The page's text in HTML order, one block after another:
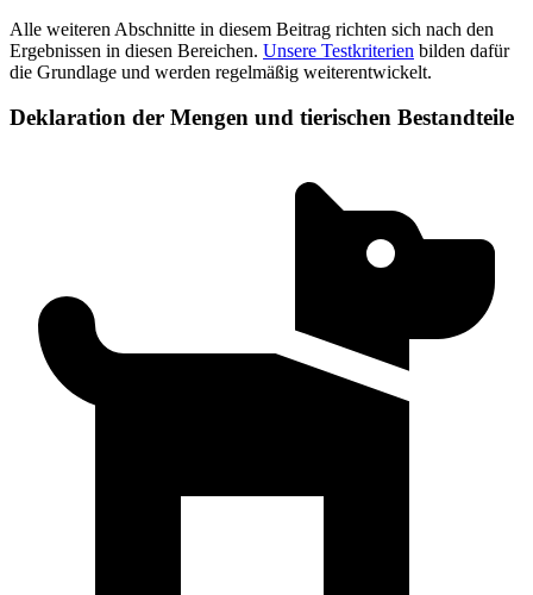
Alle weiteren Abschnitte in diesem Beitrag richten sich nach den
Ergebnissen in diesen Bereichen. Unsere Testkriterien bilden dafür
die Grundlage und werden regelmäßig weiterentwickelt.
Deklaration der Mengen und tierischen Bestandteile